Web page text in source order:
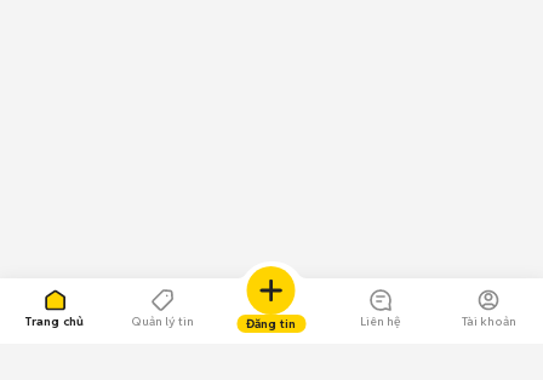
Trang chủ Quản lý tin Đăng tin Liên hệ Tài khoản